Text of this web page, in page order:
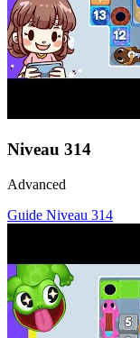
Niveau 314
Advanced
Guide Niveau 314